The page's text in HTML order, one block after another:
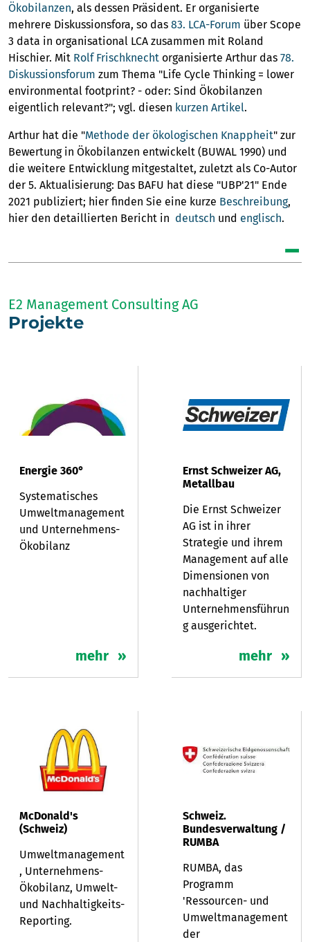
Ökobilanzen, als dessen Präsident. Er organisierte
mehrere Diskussionsfora, so das 83. LCA-Forum über Scope
3 data in organisational LCA zusammen mit Roland
Hischier. Mit Rolf Frischknecht organisierte Arthur das 78.
Diskussionsforum zum Thema "Life Cycle Thinking = lower
environmental footprint? - oder: Sind Ökobilanzen
eigentlich relevant?"; vgl. diesen kurzen Artikel.
Arthur hat die "Methode der ökologischen Knappheit" zur
Bewertung in Ökobilanzen entwickelt (BUWAL 1990) und
die weitere Entwicklung mitgestaltet, zuletzt als Co-Autor
der 5. Aktualisierung: Das BAFU hat diese "UBP'21" Ende
2021 publiziert; hier finden Sie eine kurze Beschreibung,
hier den detaillierten Bericht in deutsch und englisch.
E2 Management Consulting AG
Projekte
Energie 360°
Systematisches
Umweltmanagement
und Unternehmens-
Ökobilanz
mehr
Ernst Schweizer AG,
Metallbau
Die Ernst Schweizer
AG ist in ihrer
Strategie und ihrem
Management auf alle
Dimensionen von
nachhaltiger
Unternehmensführun
g ausgerichtet.
mehr
McDonald's
(Schweiz)
Umweltmanagement
, Unternehmens-
Ökobilanz, Umwelt-
und Nachhaltigkeits-
Reporting.
Schweiz.
Bundesverwaltung /
RUMBA
RUMBA, das
Programm
'Ressourcen- und
Umweltmanagement
der